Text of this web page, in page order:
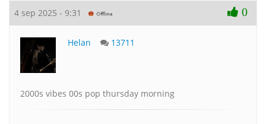
4 sep 2025 - 9:31 0
Helan 13711
2000s vibes 00s pop thursday morning